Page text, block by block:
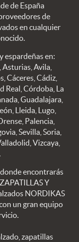
de España
de
en cualquier
espardeñas en:
Avila,
Cáceres, Cádiz,
Real, Córdoba, La
Guadalajara,
Lleida, Lugo,
Palencia,
Sevilla, Soria,
Vizcaya,
encontrarás
Y
NORDIKAS
un gran equipo
zapatillas